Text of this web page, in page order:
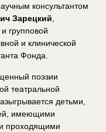
консультантом
Зарецкий
групповой
и клинической
Фонда.
поэзии
театральной
детьми,
имеющими
проходящими